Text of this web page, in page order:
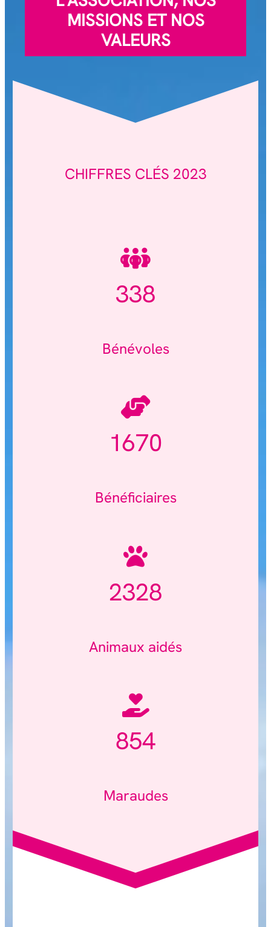
MISSIONS ET NOS
VALEURS
CHIFFRES CLÉS 2023
338
Bénévoles
1670
Bénéficiaires
2328
Animaux aidés
854
Maraudes